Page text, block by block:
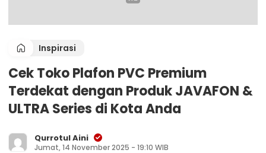
Inspirasi
Cek Toko Plafon PVC Premium
Terdekat dengan Produk JAVAFON &
ULTRA Series di Kota Anda
Qurrotul Aini
Jumat, 14 November 2025 - 19:10 WIB